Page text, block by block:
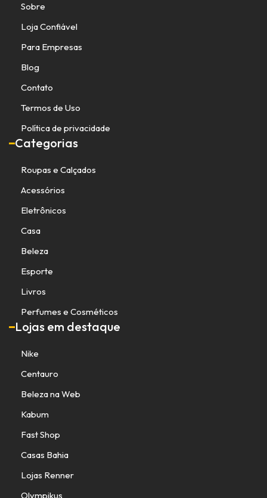
Sobre
Loja Confiável
Para Empresas
Blog
Contato
Termos de Uso
Política de privacidade
Categorias
Roupas e Calçados
Acessórios
Eletrônicos
Casa
Beleza
Esporte
Livros
Perfumes e Cosméticos
Lojas em destaque
Nike
Centauro
Beleza na Web
Kabum
Fast Shop
Casas Bahia
Lojas Renner
Olympikus